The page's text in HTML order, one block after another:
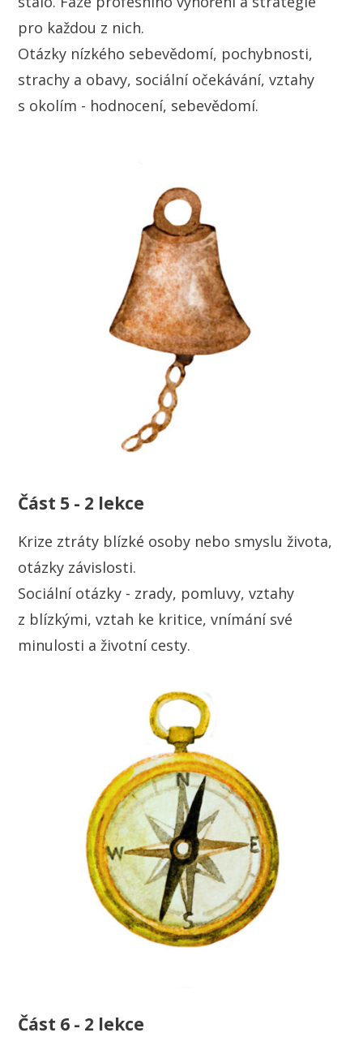
pro každou z nich.
Otázky nízkého sebevědomí, pochybnosti,
strachy a obavy, sociální očekávání, vztahy
s okolím - hodnocení, sebevědomí.
Část 5 - 2 lekce
Krize ztráty blízké osoby nebo smyslu života,
otázky závislosti.
Sociální otázky - zrady, pomluvy, vztahy
z blízkými, vztah ke kritice, vnímání své
minulosti a životní cesty.
Část 6 - 2 lekce